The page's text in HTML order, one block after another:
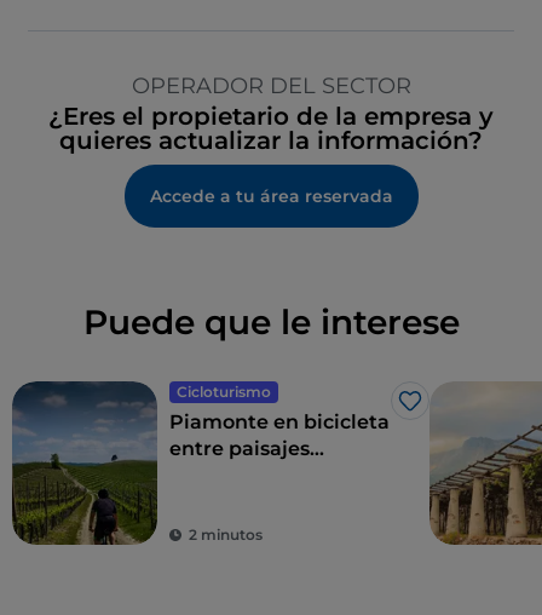
OPERADOR DEL SECTOR
¿Eres el propietario de la empresa y
quieres actualizar la información?
Accede a tu área reservada
Puede que le interese
Cicloturismo
Me gusta
Piamonte en bicicleta
entre paisajes
2 minutos